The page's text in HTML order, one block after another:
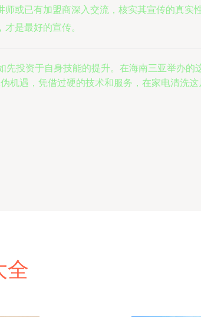
或已有加盟商深入交流，核实其宣传的真实性
是最好的宣传。
投资于自身技能的提升。在海南三亚举办的
遇，凭借过硬的技术和服务，在家电清洗
全